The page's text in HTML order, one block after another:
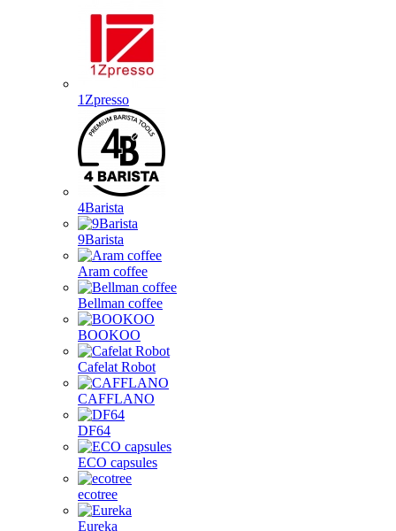
1Zpresso
4Barista
9Barista
Aram coffee
Bellman coffee
BOOKOO
Cafelat Robot
CAFFLANO
DF64
ECO capsules
ecotree
Eureka